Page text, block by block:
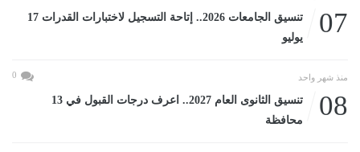
07
تنسيق الجامعات 2026.. إتاحة التسجيل لاختبارات القدرات 17
يوليو
منذ شهر واحد 0
08
تنسيق الثانوى العام 2027.. اعرف درجات القبول في 13
محافظة